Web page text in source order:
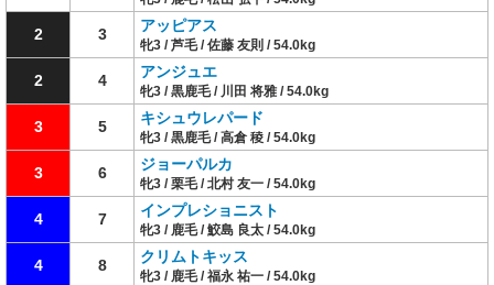
2 3 アッピアス
牝3 / 芦毛 / 佐藤 友則 / 54.0kg
2 4 アンジュエ
牝3 / 黒鹿毛 / 川田 将雅 / 54.0kg
3 5 キシュウレパード
牝3 / 黒鹿毛 / 高倉 稜 / 54.0kg
3 6 ジョーパルカ
牝3 / 栗毛 / 北村 友一 / 54.0kg
4 7 インプレショニスト
牝3 / 鹿毛 / 鮫島 良太 / 54.0kg
4 8 クリムトキッス
牝3 / 鹿毛 / 福永 祐一 / 54.0kg